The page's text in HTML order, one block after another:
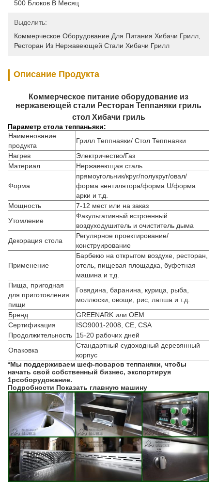
500 Блоков В Месяц
Выделить:
Коммерческое Оборудование Для Питания Хибачи Грилл
Ресторан Из Нержавеющей Стали Хибачи Грилл
Описание Продукта
Коммерческое питание оборудование из
нержавеющей стали Ресторан Теппаняки гриль
стол Хибачи гриль
Параметр стола теппаньяки:
Наименование
продукта
Грилл Теппнаяки/ Стол Теппнаяки
Нагрев
Электричество/Газ
Материал
Нержавеющая сталь
Форма
прямоугольник/круг/полукруг/овал/
форма вентилятора/форма U/форма
арки и т.д.
Мощность
7-12 мест или на заказ
Утомление
Факультативный встроенный
воздуходушитель и очиститель дыма
Декорация стола
Регулярное проектирование/
конструирование
Применение
Барбекю на открытом воздухе, ресторан,
отель, пищевая площадка, буфетная
машина и т.д.
Пища, пригодная
для приготовления
пищи
Говядина, баранина, курица, рыба,
моллюски, овощи, рис, лапша и т.д.
Бренд
GREENARK или OEM
Сертификация
ISO9001-2008, CE, CSA
Продолжительность 15-20 рабочих дней
Опаковка
Стандартный судоходный деревянный
корпус
*Мы поддерживаем шеф-поваров теппаняки, чтобы
начать свой собственный бизнес, экспортируя
1pcоборудование.
Подробности Показать главную машину